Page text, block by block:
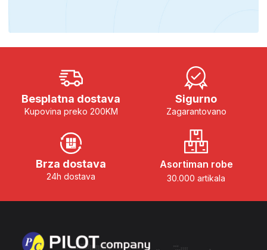
Besplatna dostava
Kupovina preko 200KM
Sigurno
Zagarantovano
Brza dostava
24h dostava
Asortiman robe
30.000 artikala